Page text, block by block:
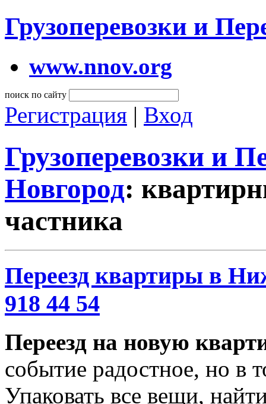
Грузоперевозки и
www.nnov.org
поиск по сайту
Регистрация | Вход
Грузоперевозки и
Новгород:
частника
Переезд квартиры в
918 44 54
Переезд на новую
событие радостное, но в
Упаковать все вещи,